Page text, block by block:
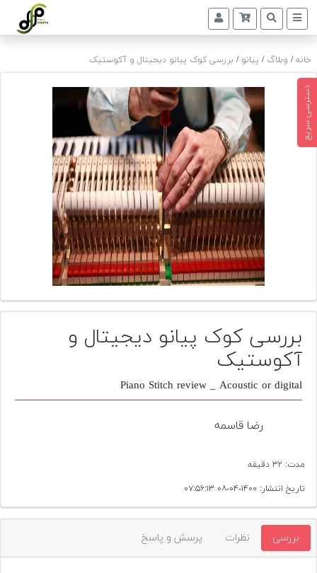
پیانو
و
رگلاژ
وبلاگ
بازسازی
دوم
افزودن
دست
دوم
خانه/ وبلاگ / پیانو / بررسی کوک پیانو دیجیتال و آکوستیک
بررسی کوک پیانو دیجیتال و
آکوستیک
Piano Stitch review _ Acoustic or digital
رضا قاسمه
مدت: ۳۲ دقیقه
تاریخ انتشار: ۱۴۰۰-۰۴-۰۸ ۰۷:۵۶:۱۳
بررسی نظرات پرسش و پاسخ
دسترسی سریع